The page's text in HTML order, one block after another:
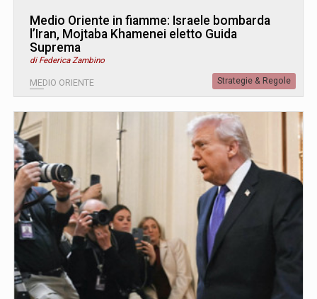
Medio Oriente in fiamme: Israele bombarda
l’Iran, Mojtaba Khamenei eletto Guida
Suprema
di Federica Zambino
MEDIO ORIENTE Strategie & Regole